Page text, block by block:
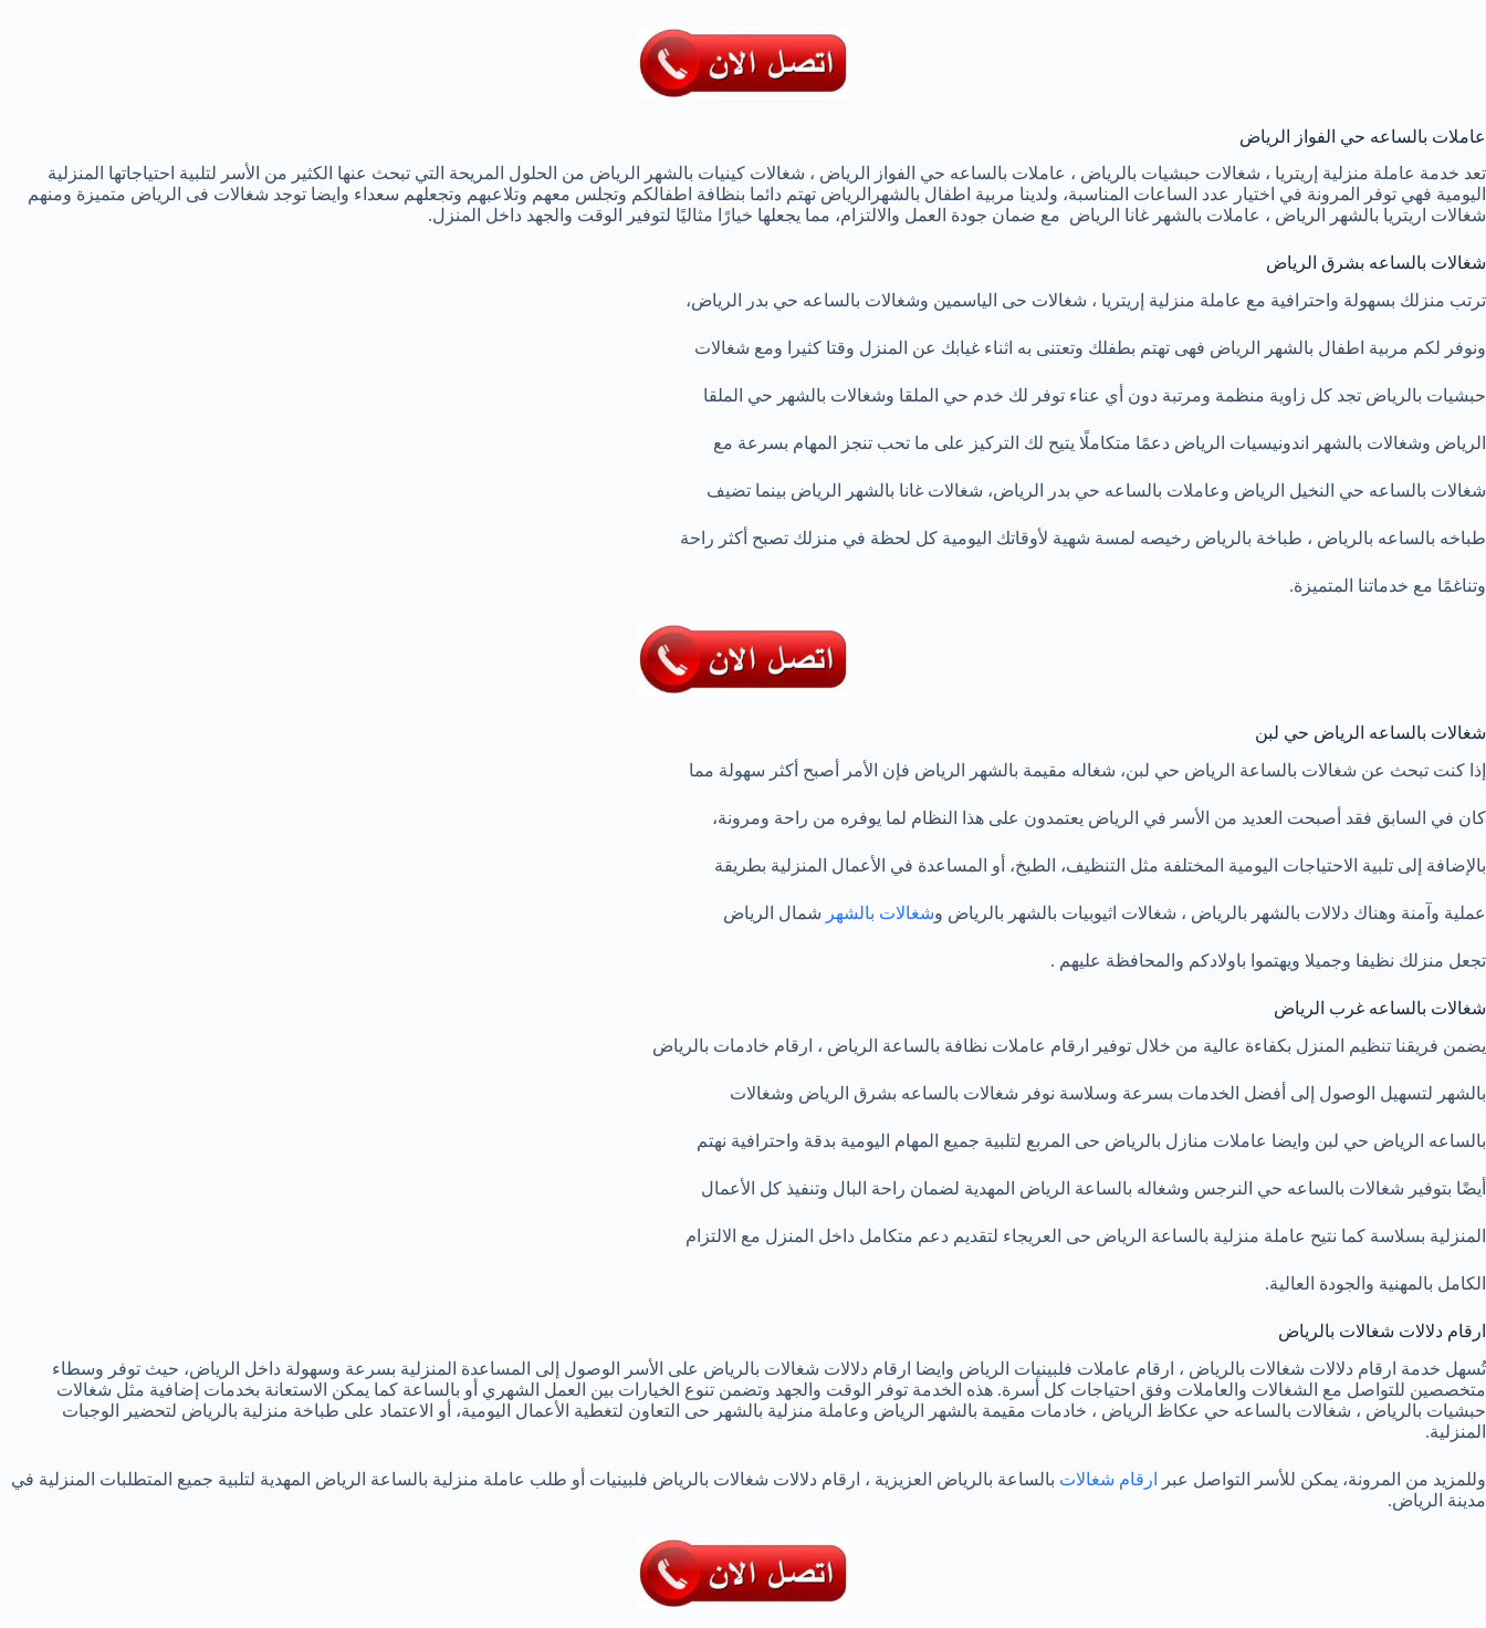
عاملات بالساعه حي الفواز الرياض
تعد خدمة عاملة منزلية إريتريا ، شغالات حبشيات بالرياض ، عاملات بالساعه حي الفواز الرياض ، شغالات كينيات بالشهر الرياض من الحلول المريحة التي تبحث عنها الكثير من الأسر لتلبية احتياجاتها المنزلية
اليومية فهي توفر المرونة في اختيار عدد الساعات المناسبة، ولدينا مربية اطفال بالشهرالرياض تهتم دائما بنظافة اطفالكم وتجلس معهم وتلاعبهم وتجعلهم سعداء وايضا توجد شغالات فى الرياض متميزة ومنهم
شغالات اريتريا بالشهر الرياض ، عاملات بالشهر غانا الرياض مع ضمان جودة العمل والالتزام، مما يجعلها خيارًا مثاليًا لتوفير الوقت والجهد داخل المنزل.
شغالات بالساعه بشرق الرياض
ترتب منزلك بسهولة واحترافية مع عاملة منزلية إريتريا ، شغالات حى الياسمين وشغالات بالساعه حي بدر الرياض،
ونوفر لكم مربية اطفال بالشهر الرياض فهى تهتم بطفلك وتعتنى به اثناء غيابك عن المنزل وقتا كثيرا ومع شغالات
حبشيات بالرياض تجد كل زاوية منظمة ومرتبة دون أي عناء توفر لك خدم حي الملقا وشغالات بالشهر حي الملقا
الرياض وشغالات بالشهر اندونيسيات الرياض دعمًا متكاملًا يتيح لك التركيز على ما تحب تنجز المهام بسرعة مع
شغالات بالساعه حي النخيل الرياض وعاملات بالساعه حي بدر الرياض، شغالات غانا بالشهر الرياض بينما تضيف
طباخه بالساعه بالرياض ، طباخة بالرياض رخيصه لمسة شهية لأوقاتك اليومية كل لحظة في منزلك تصبح أكثر راحة
وتناغمًا مع خدماتنا المتميزة.
شغالات بالساعه الرياض حي لبن
إذا كنت تبحث عن شغالات بالساعة الرياض حي لبن، شغاله مقيمة بالشهر الرياض فإن الأمر أصبح أكثر سهولة مما
كان في السابق فقد أصبحت العديد من الأسر في الرياض يعتمدون على هذا النظام لما يوفره من راحة ومرونة،
بالإضافة إلى تلبية الاحتياجات اليومية المختلفة مثل التنظيف، الطبخ، أو المساعدة في الأعمال المنزلية بطريقة
عملية وآمنة وهناك دلالات بالشهر بالرياض ، شغالات اثيوبيات بالشهر بالرياض وشغالات بالشهر شمال الرياض
تجعل منزلك نظيفا وجميلا ويهتموا باولادكم والمحافظة عليهم .
شغالات بالساعه غرب الرياض
يضمن فريقنا تنظيم المنزل بكفاءة عالية من خلال توفير ارقام عاملات نظافة بالساعة الرياض ، ارقام خادمات بالرياض
بالشهر لتسهيل الوصول إلى أفضل الخدمات بسرعة وسلاسة نوفر شغالات بالساعه بشرق الرياض وشغالات
بالساعه الرياض حي لبن وايضا عاملات منازل بالرياض حى المربع لتلبية جميع المهام اليومية بدقة واحترافية نهتم
أيضًا بتوفير شغالات بالساعه حي النرجس وشغاله بالساعة الرياض المهدية لضمان راحة البال وتنفيذ كل الأعمال
المنزلية بسلاسة كما نتيح عاملة منزلية بالساعة الرياض حى العريجاء لتقديم دعم متكامل داخل المنزل مع الالتزام
الكامل بالمهنية والجودة العالية.
ارقام دلالات شغالات بالرياض
تُسهل خدمة ارقام دلالات شغالات بالرياض ، ارقام عاملات فلبينيات الرياض وايضا ارقام دلالات شغالات بالرياض على الأسر الوصول إلى المساعدة المنزلية بسرعة وسهولة داخل الرياض، حيث توفر وسطاء
متخصصين للتواصل مع الشغالات والعاملات وفق احتياجات كل أسرة. هذه الخدمة توفر الوقت والجهد وتضمن تنوع الخيارات بين العمل الشهري أو بالساعة كما يمكن الاستعانة بخدمات إضافية مثل شغالات
حبشيات بالرياض ، شغالات بالساعه حي عكاظ الرياض ، خادمات مقيمة بالشهر الرياض وعاملة منزلية بالشهر حى التعاون لتغطية الأعمال اليومية، أو الاعتماد على طباخة منزلية بالرياض لتحضير الوجبات
المنزلية.
وللمزيد من المرونة، يمكن للأسر التواصل عبر ارقام شغالات بالساعة بالرياض العزيزية ، ارقام دلالات شغالات بالرياض فلبينيات أو طلب عاملة منزلية بالساعة الرياض المهدية لتلبية جميع المتطلبات المنزلية في
مدينة الرياض.